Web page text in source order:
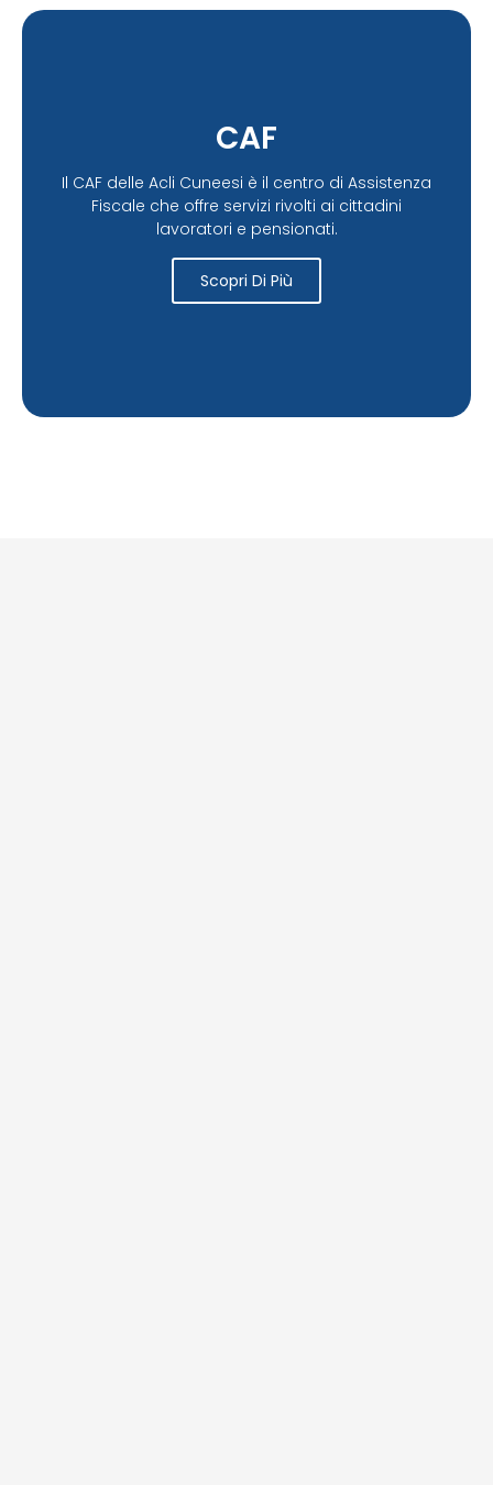
CAF
Il CAF delle Acli Cuneesi è il centro di Assistenza
Fiscale che offre servizi rivolti ai cittadini
lavoratori e pensionati.
Scopri Di Più